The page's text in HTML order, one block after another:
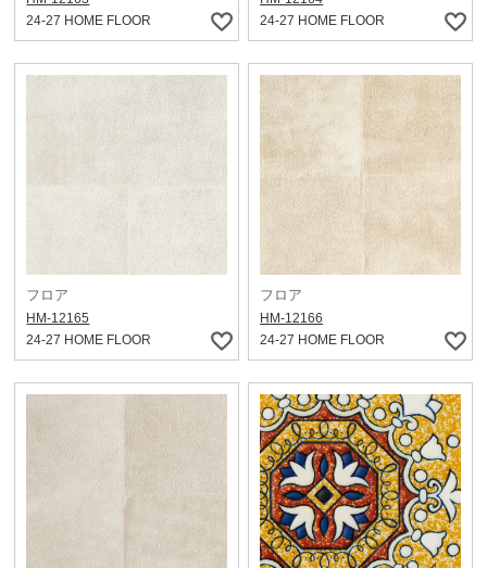
24-27 HOME FLOOR
24-27 HOME FLOOR
フロア
HM-12165
24-27 HOME FLOOR
フロア
HM-12166
24-27 HOME FLOOR